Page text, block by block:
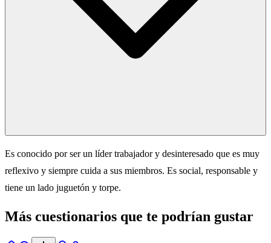
Es conocido por ser un líder trabajador y desinteresado que es muy
reflexivo y siempre cuida a sus miembros. Es social, responsable y
tiene un lado juguetón y torpe.
Más cuestionarios que te podrían gustar